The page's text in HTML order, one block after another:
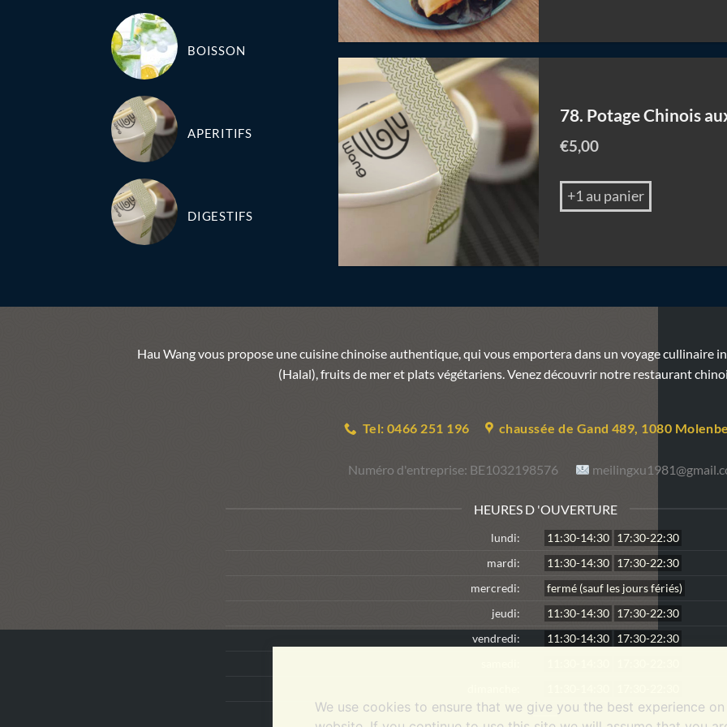
BOISSON
APERITIFS
DIGESTIFS
78. Potage Chinois
€5,00
+1 au panier
Hau Wang vous propose une cuisine chinoise authentique, qui vous emportera dans un voyage cullinaire
(Halal), fruits de mer et plats végétariens. Venez découvrir notre restaurant
Tel: 0466 251 196 chaussée de Gand 489, 1080
Numéro d'entreprise: BE1032198576
HEURES D 'OUVERTURE
lundi: 11:30-14:30 17:30-22:30
mardi:
11:30-14:30 17:30-22:30
mercredi:
fermé (sauf les jours fériés)
jeudi:
11:30-14:30 17:30-22:30
vendredi:
11:30-14:30 17:30-22:30
We use cookies to ensure that we give you the best experience